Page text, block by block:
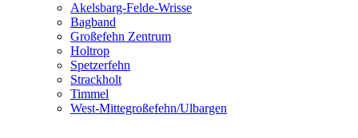
Akelsbarg-Felde-Wrisse
Bagband
Großefehn Zentrum
Holtrop
Spetzerfehn
Strackholt
Timmel
West-Mittegroßefehn/Ulbargen